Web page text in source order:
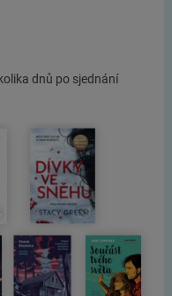
dnů po sjednání